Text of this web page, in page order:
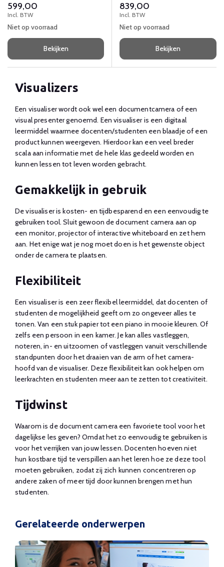
599,00
Incl. BTW
Niet op voorraad
Bekijken
zoomverhouding, stelt leraren
in staat om content in high-
definition en in realtime vast
te leggen en te delen, wat
indrukwekkende en naadloze
content oplevert.
839,00
Incl. BTW
Niet op voorraad
Bekijken
Visualizers
Een visualiser wordt ook wel een documentcamera of een
visual presenter genoemd. Een visualiser is een digitaal
leermiddel waarmee docenten/studenten een blaadje of een
product kunnen weergeven. Hierdoor kan een veel breder
scala aan informatie met de hele klas gedeeld worden en
kunnen lessen tot leven worden gebracht.
Gemakkelijk in gebruik
De visualiser is kosten- en tijdbesparend en een eenvoudig te
gebruiken tool. Sluit gewoon de document camera aan op
een monitor, projector of interactive whiteboard en zet hem
aan. Het enige wat je nog moet doen is het gewenste object
onder de camera te plaatsen.
Flexibiliteit
Een visualiser is een zeer flexibel leermiddel, dat docenten of
studenten de mogelijkheid geeft om zo ongeveer alles te
tonen. Van een stuk papier tot een piano in mooie kleuren. Of
zelfs een persoon in een kamer. Je kan alles vastleggen,
noteren, in- en uitzoomen of vastleggen vanuit verschillende
standpunten door het draaien van de arm of het camera-
hoofd van de visualiser. Deze flexibiliteit kan ook helpen om
leerkrachten en studenten meer aan te zetten tot creativiteit.
Tijdwinst
Waarom is de document camera een favoriete tool voor het
dagelijkse les geven? Omdat het zo eenvoudig te gebruiken is
voor het verrijken van jouw lessen. Docenten hoeven niet
hun kostbare tijd te verspillen aan het leren hoe ze deze tool
moeten gebruiken, zodat zij zich kunnen concentreren op
andere zaken of meer tijd door kunnen brengen met hun
studenten.
Gerelateerde onderwerpen